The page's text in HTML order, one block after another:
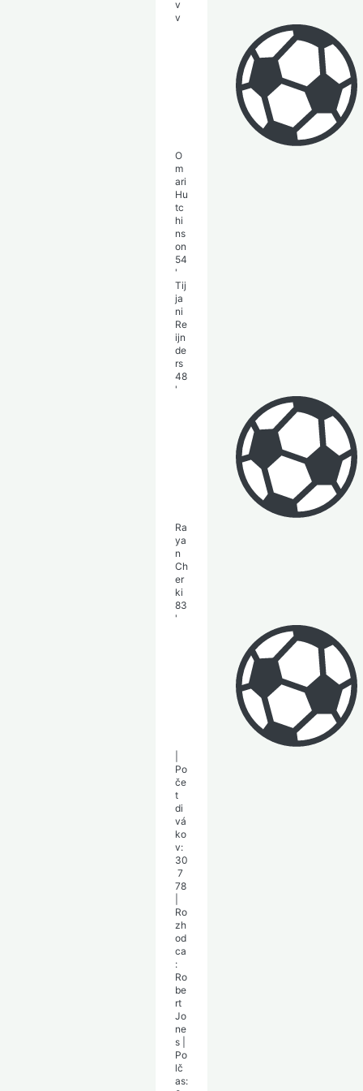
v
v
O
m
ari
Hu
tc
hi
ns
on
54
'
Tij
ja
ni
Re
ijn
de
rs
48
'
Ra
ya
n
Ch
er
ki
83
'
Po
če
t
di
vá
ko
v:
30
7
78
Ro
zh
od
ca
:
Ro
be
rt
Jo
ne
s
Po
lč
as: